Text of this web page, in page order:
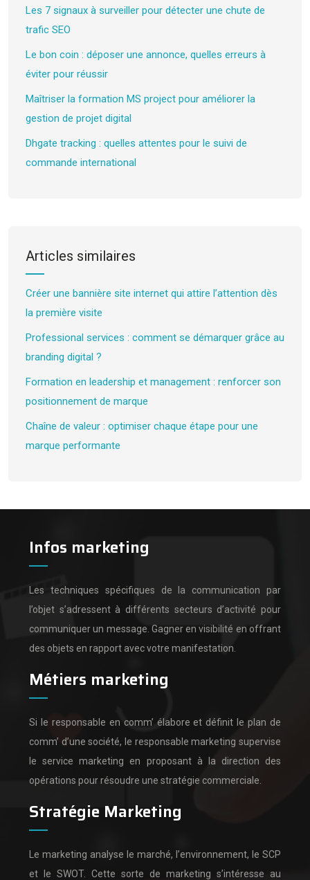
Les 7 signaux à surveiller pour détecter une chute de
trafic SEO
Le bon coin : déposer une annonce, quelles erreurs à
éviter pour réussir
Maîtriser la formation MS project pour améliorer la
gestion de projet digital
Dhgate tracking : quelles attentes pour le suivi de
commande international
Articles similaires
Créer une bannière site internet qui attire l’attention dès
la première visite
Professional services : comment se démarquer grâce au
branding digital ?
Formation en leadership et management : renforcer son
positionnement de marque
Chaîne de valeur : optimiser chaque étape pour une
marque performante
Infos marketing
Les techniques spécifiques de la communication par
l’objet s’adressent à différents secteurs d’activité pour
communiquer un message. Gagner en visibilité en offrant
des objets en rapport avec votre manifestation.
Métiers marketing
Si le responsable en comm’ élabore et définit le plan de
comm’ d’une société, le responsable marketing supervise
le service marketing en proposant à la direction des
opérations pour résoudre une stratégie commerciale.
Stratégie Marketing
Le marketing analyse le marché, l’environnement, le SCP
et le SWOT. Cette sorte de marketing s’intéresse au